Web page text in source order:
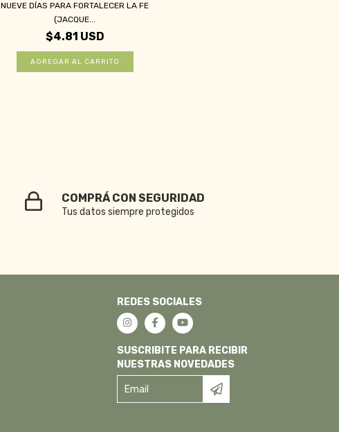
NUEVE DÍAS PARA FORTALECER LA FE
(JACQUE...
$4.81 USD
COMPRÁ CON SEGURIDAD
Tus datos siempre protegidos
REDES SOCIALES
SUSCRIBITE PARA RECIBIR
NUESTRAS NOVEDADES